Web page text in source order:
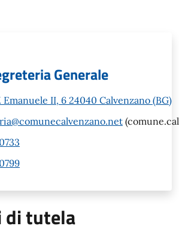
Generale
Emanuele II, 6 24040 Calvenzano (BG)
di tutela